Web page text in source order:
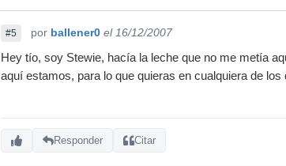
#5 por ballener0 el 16/12/2007
Hey tío, soy Stewie, hacía la leche que no me metía
aquí estamos, para lo que quieras en cualquiera de los
Responder Citar